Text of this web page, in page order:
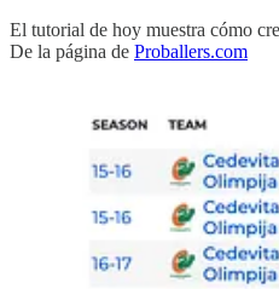
El tutorial de hoy muestra cómo
De la página de Proballers.com